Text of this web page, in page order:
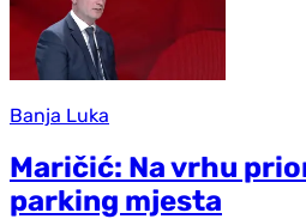
Banja Luka
Maričić: Na vrhu
parking mjesta